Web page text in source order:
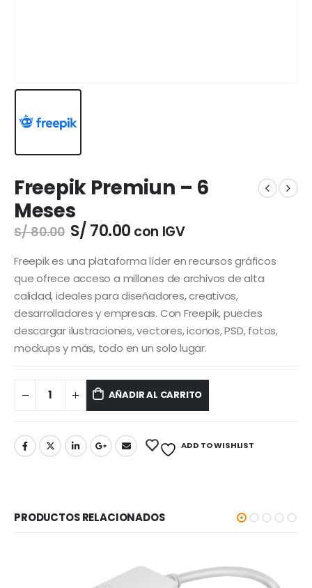
Freepik Premiun – 6
Meses
S/80.00 El
precio
original
era:
S/ 80.00.
S/ 70.00El
actual
es:
S/ 70.00.
con IGV
Freepik es una plataforma líder en recursos gráficos
que ofrece acceso a millones de archivos de alta
calidad, ideales para diseñadores, creativos,
desarrolladores y empresas. Con Freepik, puedes
descargar ilustraciones, vectores, iconos, PSD, fotos,
mockups y más, todo en un solo lugar.
AÑADIR AL CARRITO
ADD TO WISHLIST
PRODUCTOS RELACIONADOS